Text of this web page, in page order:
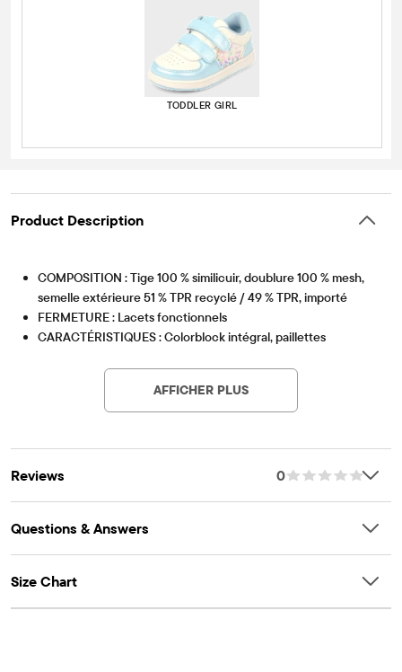
TODDLER GIRL
Product Description
COMPOSITION : Tige 100 % similicuir, doublure 100 % mesh,
semelle extérieure 51 % TPR recyclé / 49 % TPR, importé
FERMETURE : Lacets fonctionnels
CARACTÉRISTIQUES : Colorblock intégral, paillettes
AFFICHER PLUS
Reviews 0
Questions & Answers
Size Chart